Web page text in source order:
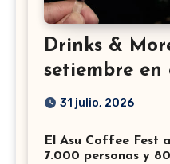
Drinks &
setiembre en
31 julio, 2026
El Asu Coffee Fest
7.000 personas y